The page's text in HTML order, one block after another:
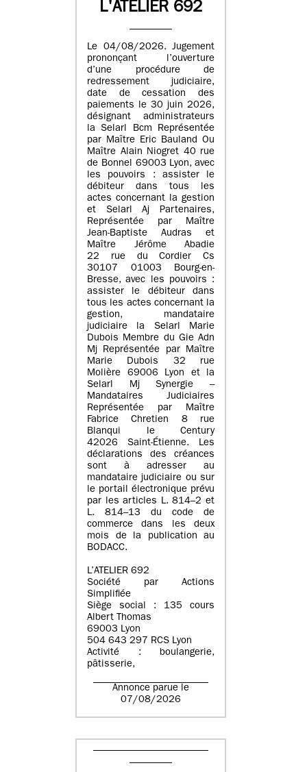
L'ATELIER 692
Le 04/08/2026. Jugement
prononçant l’ouverture
d’une procédure de
redressement judiciaire,
date de cessation des
paiements le 30 juin 2026,
désignant administrateurs
la Selarl Bcm Représentée
par Maître Eric Bauland Ou
Maître Alain Niogret 40 rue
de Bonnel 69003 Lyon, avec
les pouvoirs : assister le
débiteur dans tous les
actes concernant la gestion
et Selarl Aj Partenaires,
Représentée par Maître
Jean-Baptiste Audras et
Maître Jérôme Abadie
22 rue du Cordier Cs
30107 01003 Bourg-en-
Bresse, avec les pouvoirs :
assister le débiteur dans
tous les actes concernant la
gestion, mandataire
judiciaire la Selarl Marie
Dubois Membre du Gie Adn
Mj Représentée par Maître
Marie Dubois 32 rue
Molière 69006 Lyon et la
Selarl Mj Synergie –
Mandataires Judiciaires
Représentée par Maître
Fabrice Chretien 8 rue
Blanqui le Century
42026 Saint-Étienne. Les
déclarations des créances
sont à adresser au
mandataire judiciaire ou sur
le portail électronique prévu
par les articles L. 814–2 et
L. 814–13 du code de
commerce dans les deux
mois de la publication au
BODACC.
L’ATELIER 692
Société par Actions
Simplifiée
Siège social : 135 cours
Albert Thomas
69003 Lyon
504 643 297 RCS Lyon
Activité : boulangerie,
pâtisserie,
Annonce parue le
07/08/2026